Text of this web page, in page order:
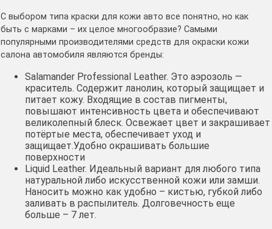
С выбором типа краски для кожи авто все понятно, но как
быть с марками – их целое многообразие? Самыми
популярными производителями средств для окраски кожи
салона автомобиля являются бренды:
Salamander Professional Leather. Это аэрозоль —
краситель. Содержит ланолин, который защищает и
питает кожу. Входящие в состав пигменты,
повышают интенсивность цвета и обеспечивают
великолепный блеск. Освежает цвет и закрашивает
потёртые места, обеспечивает уход и
защищает.Удобно окрашивать большие
поверхности
Liquid Leather. Идеальный вариант для любого типа
натуральной либо искусственной кожи или замши.
Наносить можно как удобно – кистью, губкой либо
заливать в распылитель. Долговечность еще
больше – 7 лет.